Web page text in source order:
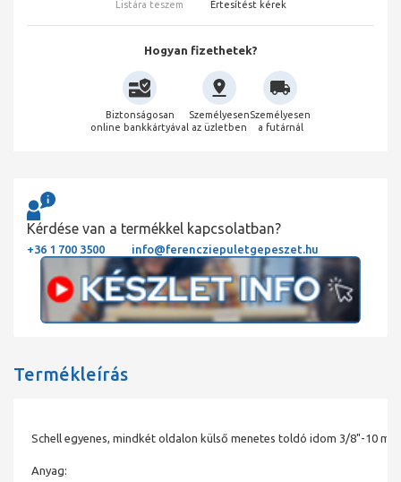
Listára teszem Értesítést kérek
Hogyan fizethetek?
Biztonságosan
online bankkártyával
Személyesen
az üzletben
Személyesen
a futárnál
Kérdése van a termékkel kapcsolatban?
+36 1 700 3500 info@ferencziepuletgepeszet.hu
Termékleírás
Schell egyenes, mindkét oldalon külső menetes toldó idom
Anyag: